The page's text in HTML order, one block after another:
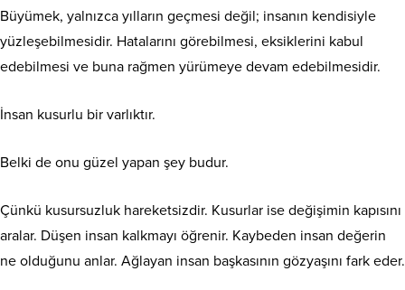
Büyümek, yalnızca yılların geçmesi değil; insanın kendisiyle
yüzleşebilmesidir. Hatalarını görebilmesi, eksiklerini kabul
edebilmesi ve buna rağmen yürümeye devam edebilmesidir.
İnsan kusurlu bir varlıktır.
Belki de onu güzel yapan şey budur.
Çünkü kusursuzluk hareketsizdir. Kusurlar ise değişimin kapısını
aralar. Düşen insan kalkmayı öğrenir. Kaybeden insan değerin
ne olduğunu anlar. Ağlayan insan başkasının gözyaşını fark eder.